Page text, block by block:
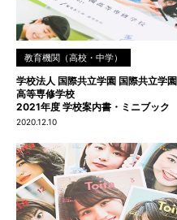
教育機関（高校・中学）
学校法人 国際共立学園 国際共立学園
高等専修学校
2021年度 学校案内書・ミニブック
2020.12.10